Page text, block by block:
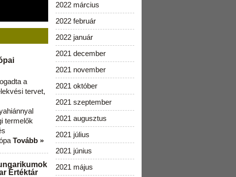
a
tervet,
termelők
Tovább »
Értéktár
2022 március
2022 február
2022 január
2021 december
2021 november
2021 október
2021 szeptember
2021 augusztus
2021 július
2021 június
2021 május